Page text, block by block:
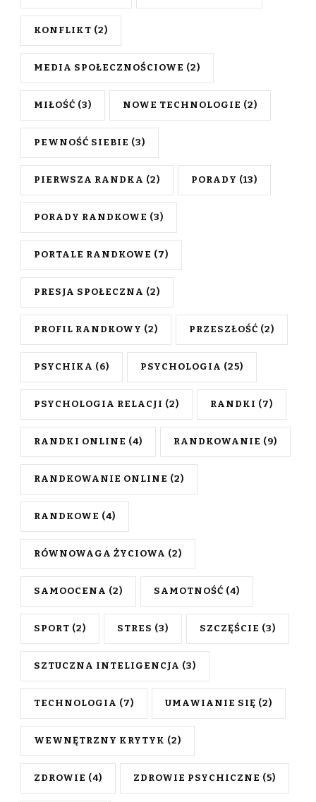
KONFLIKT (2)
MEDIA SPOŁECZNOŚCIOWE (2)
MIŁOŚĆ (3) NOWE TECHNOLOGIE (2)
PEWNOŚĆ SIEBIE (3)
PIERWSZA RANDKA (2) PORADY (13)
PORADY RANDKOWE (3)
PORTALE RANDKOWE (7)
PRESJA SPOŁECZNA (2)
PROFIL RANDKOWY (2) PRZESZŁOŚĆ (2)
PSYCHIKA (6) PSYCHOLOGIA (25)
PSYCHOLOGIA RELACJI (2) RANDKI (7)
RANDKI ONLINE (4) RANDKOWANIE (9)
RANDKOWANIE ONLINE (2)
RANDKOWE (4)
RÓWNOWAGA ŻYCIOWA (2)
SAMOOCENA (2) SAMOTNOŚĆ (4)
SPORT (2) STRES (3) SZCZĘŚCIE (3)
SZTUCZNA INTELIGENCJA (3)
TECHNOLOGIA (7) UMAWIANIE SIĘ (2)
WEWNĘTRZNY KRYTYK (2)
ZDROWIE (4) ZDROWIE PSYCHICZNE (5)